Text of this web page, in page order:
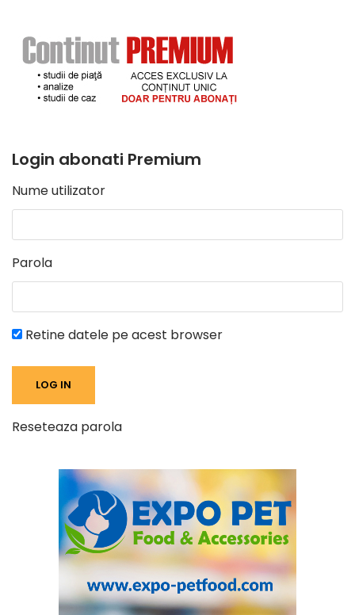
Login abonati Premium
Nume utilizator
Parola
Retine datele pe acest browser
Reseteaza parola